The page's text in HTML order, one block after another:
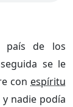
país de los
se le
con espíritu
nadie podía